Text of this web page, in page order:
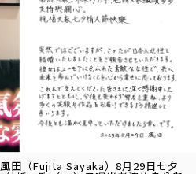
田（Fujita Sayaka）8月29日七夕